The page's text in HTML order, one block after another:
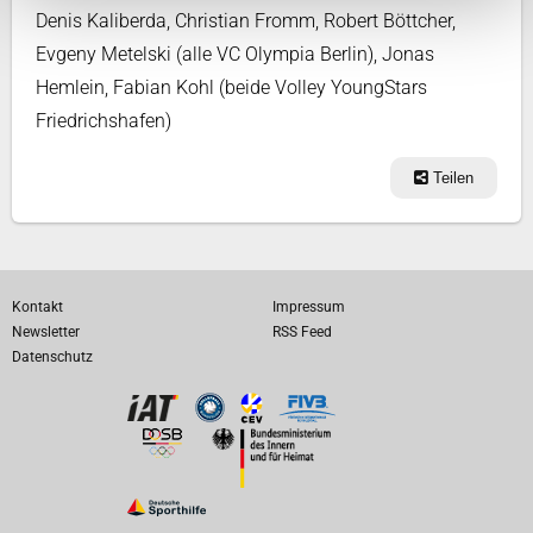
Denis Kaliberda, Christian Fromm, Robert Böttcher,
Evgeny Metelski (alle VC Olympia Berlin), Jonas
Hemlein, Fabian Kohl (beide Volley YoungStars
Friedrichshafen)
Teilen
Kontakt
Impressum
Newsletter
RSS Feed
Datenschutz